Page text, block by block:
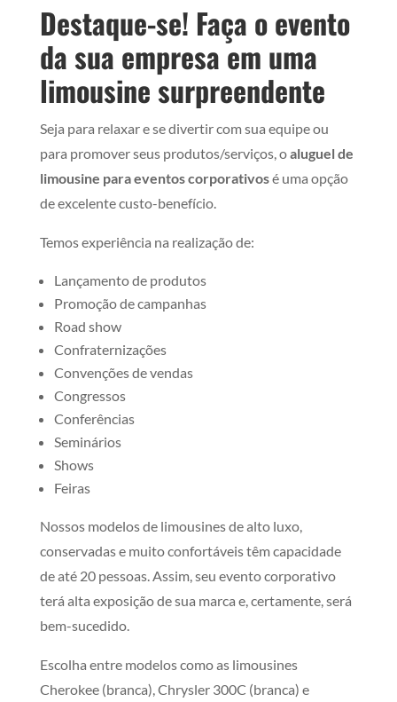
Destaque-se! Faça o evento
da sua empresa em uma
limousine surpreendente
Seja para relaxar e se divertir com sua equipe ou
para promover seus produtos/serviços, oaluguel de
limousine para eventos corporativosé uma opção
de excelente custo-benefício.
Temos experiência na realização de:
Lançamento de produtos
Promoção de campanhas
Road show
Confraternizações
Convenções de vendas
Congressos
Conferências
Seminários
Shows
Feiras
Nossos modelos de limousines de alto luxo,
conservadas e muito confortáveis têm capacidade
de até 20 pessoas. Assim, seu evento corporativo
terá alta exposição de sua marca e, certamente, será
bem-sucedido.
Escolha entre modelos como as limousines
Cherokee (branca), Chrysler 300C (branca) e